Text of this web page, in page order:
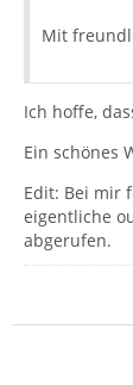
Mit
Ich hoffe,
Ein schönes
Edit: Bei mir
eigentliche
abgerufen.